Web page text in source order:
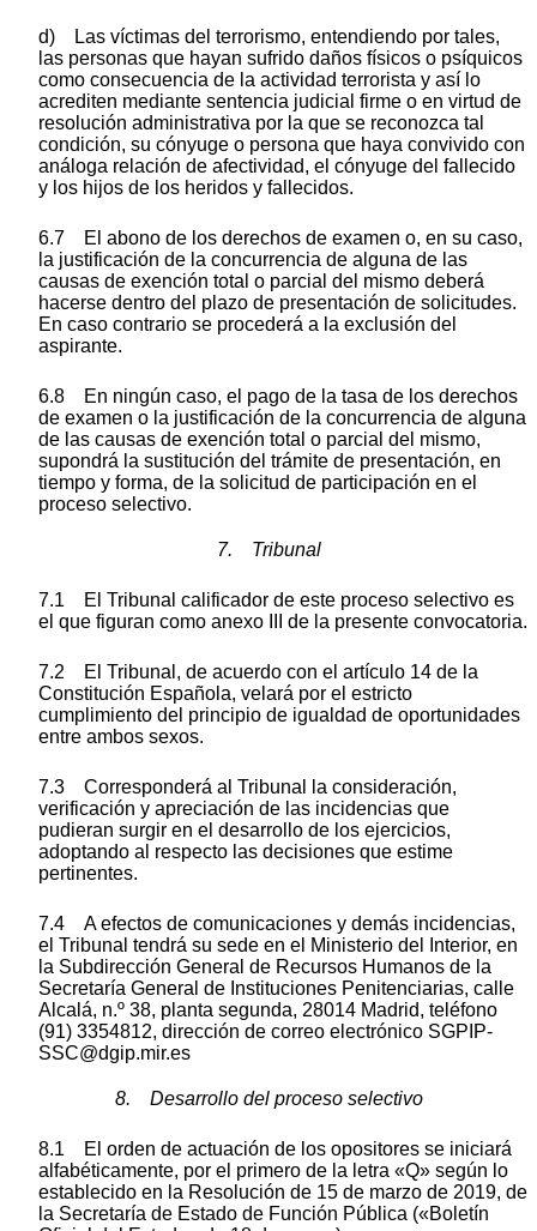
d) Las víctimas del terrorismo, entendiendo por tales,
las personas que hayan sufrido daños físicos o psíquicos
como consecuencia de la actividad terrorista y así lo
acrediten mediante sentencia judicial firme o en virtud de
resolución administrativa por la que se reconozca tal
condición, su cónyuge o persona que haya convivido con
análoga relación de afectividad, el cónyuge del fallecido
y los hijos de los heridos y fallecidos.
6.7 El abono de los derechos de examen o, en su caso,
la justificación de la concurrencia de alguna de las
causas de exención total o parcial del mismo deberá
hacerse dentro del plazo de presentación de solicitudes.
En caso contrario se procederá a la exclusión del
aspirante.
6.8 En ningún caso, el pago de la tasa de los derechos
de examen o la justificación de la concurrencia de alguna
de las causas de exención total o parcial del mismo,
supondrá la sustitución del trámite de presentación, en
tiempo y forma, de la solicitud de participación en el
proceso selectivo.
7. Tribunal
7.1 El Tribunal calificador de este proceso selectivo es
el que figuran como anexo III de la presente convocatoria.
7.2 El Tribunal, de acuerdo con el artículo 14 de la
Constitución Española, velará por el estricto
cumplimiento del principio de igualdad de oportunidades
entre ambos sexos.
7.3 Corresponderá al Tribunal la consideración,
verificación y apreciación de las incidencias que
pudieran surgir en el desarrollo de los ejercicios,
adoptando al respecto las decisiones que estime
pertinentes.
7.4 A efectos de comunicaciones y demás incidencias,
el Tribunal tendrá su sede en el Ministerio del Interior, en
la Subdirección General de Recursos Humanos de la
Secretaría General de Instituciones Penitenciarias, calle
Alcalá, n.º 38, planta segunda, 28014 Madrid, teléfono
(91) 3354812, dirección de correo electrónico SGPIP-
SSC@dgip.mir.es
8. Desarrollo del proceso selectivo
8.1 El orden de actuación de los opositores se iniciará
alfabéticamente, por el primero de la letra «Q» según lo
establecido en la Resolución de 15 de marzo de 2019, de
la Secretaría de Estado de Función Pública («Boletín